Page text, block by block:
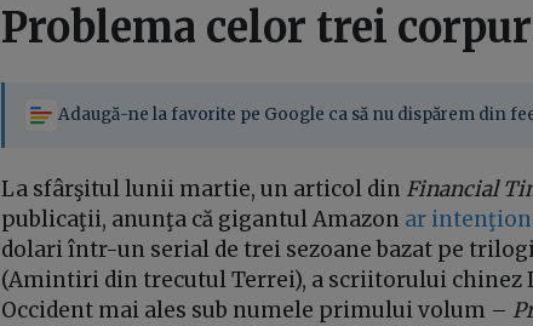
Problema celor trei
Adaugă-ne la favorite pe Google ca să nu dispărem din
La sfârşitul lunii martie, un articol din Financial
publicaţii, anunţa că gigantul Amazon ar
dolari într-un serial de trei sezoane bazat pe
(Amintiri din trecutul Terrei), a scriitorului chinez
Occident mai ales sub numele primului volum –